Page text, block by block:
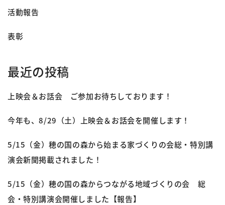
活動報告
表彰
最近の投稿
上映会＆お話会 ご参加お待ちしております！
今年も、8/29（土）上映会＆お話会を開催します！
5/15（金）穂の国の森から始まる家づくりの会総・特別講
演会新聞掲載されました！
5/15（金）穂の国の森からつながる地域づくりの会 総
会・特別講演会開催しました【報告】